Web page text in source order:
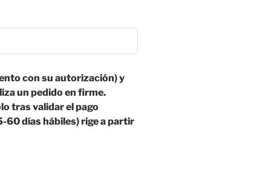
con su autorización) y
un pedido en firme.
tras validar el pago
60 días hábiles) rige a partir